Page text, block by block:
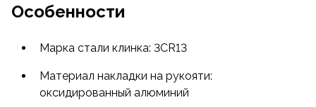
Особенности
Марка стали клинка: 3CR13
Материал накладки на рукояти:
оксидированный алюминий